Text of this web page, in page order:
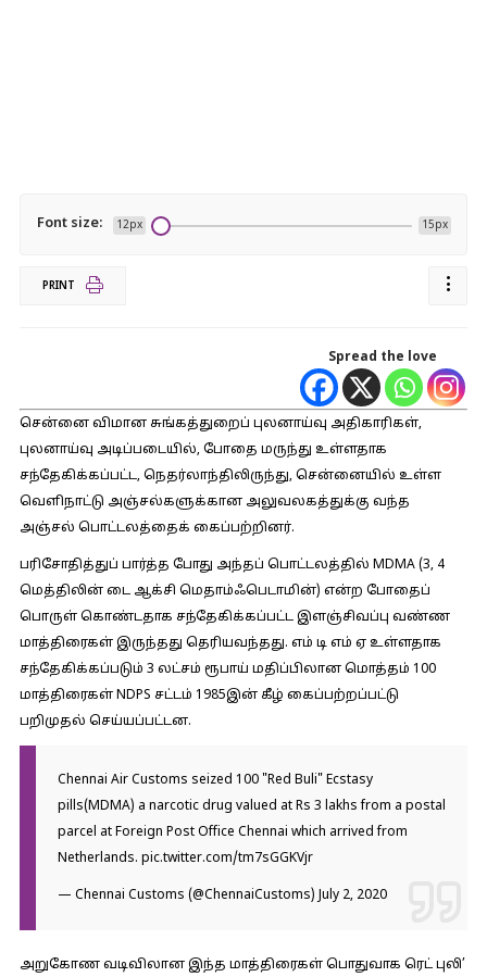
Font size: 12px 15px
PRINT
Spread the love
சென்னை விமான சுங்கத்துறைப் புலனாய்வு அதிகாரிகள்,
புலனாய்வு அடிப்படையில், போதை மருந்து உள்ளதாக
சந்தேகிக்கப்பட்ட, நெதர்லாந்திலிருந்து, சென்னையில் உள்ள
வெளிநாட்டு அஞ்சல்களுக்கான அலுவலகத்துக்கு வந்த
அஞ்சல் பொட்டலத்தைக் கைப்பற்றினர்.
பரிசோதித்துப் பார்த்த போது அந்தப் பொட்டலத்தில் MDMA (3, 4
மெத்திலின் டை ஆக்சி மெதாம்ஃபெடாமின்) என்ற போதைப்
பொருள் கொண்டதாக சந்தேகிக்கப்பட்ட இளஞ்சிவப்பு வண்ண
மாத்திரைகள் இருந்தது தெரியவந்தது. எம் டி எம் ஏ உள்ளதாக
சந்தேகிக்கப்படும் 3 லட்சம் ரூபாய் மதிப்பிலான மொத்தம் 100
மாத்திரைகள் NDPS சட்டம் 1985இன் கீழ் கைப்பற்றப்பட்டு
பறிமுதல் செய்யப்பட்டன.
Chennai Air Customs seized 100 "Red Buli" Ecstasy
pills(MDMA) a narcotic drug valued at Rs 3 lakhs from a postal
parcel at Foreign Post Office Chennai which arrived from
Netherlands. pic.twitter.com/tm7sGGKVjr
— Chennai Customs (@ChennaiCustoms) July 2, 2020
அறுகோண வடிவிலான இந்த மாத்திரைகள் பொதுவாக ரெட் புலி’